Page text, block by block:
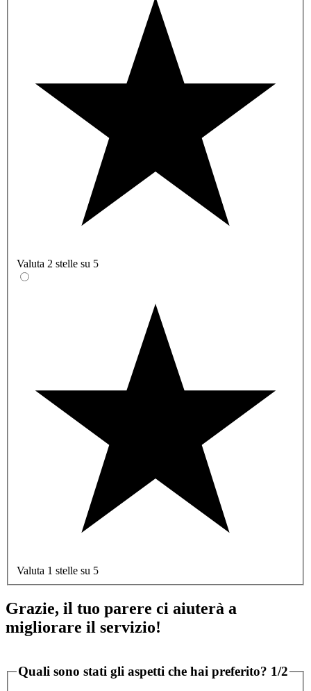
Valuta 2 stelle su 5
Valuta 1 stelle su 5
Grazie, il tuo parere ci aiuterà a
migliorare il servizio!
Quali sono stati gli aspetti che hai preferito? 1/2